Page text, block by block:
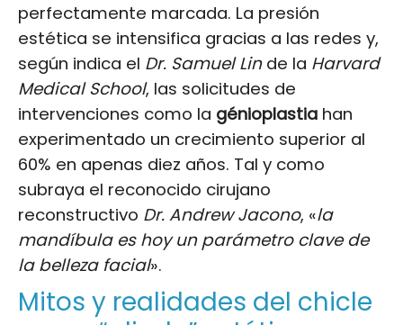
perfectamente marcada. La presión
estética se intensifica gracias a las redes y,
según indica el Dr. Samuel Linde la Harvard
Medical School, las solicitudes de
intervenciones como la génioplastia han
experimentado un crecimiento superior al
60% en apenas diez años. Tal y como
subraya el reconocido cirujano
reconstructivo Dr. Andrew Jacono, «la
mandíbula es hoy un parámetro clave de
la belleza facial».
Mitos y realidades del chicle